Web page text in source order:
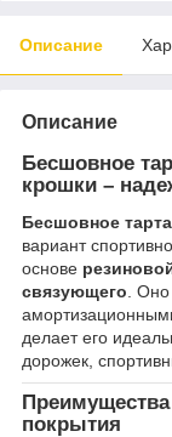
Описание
Описание
Бесшовное
крошки –
Бесшовное
вариант
основе
связующего .
делает его
дорожек,
Преимущества
покрытия